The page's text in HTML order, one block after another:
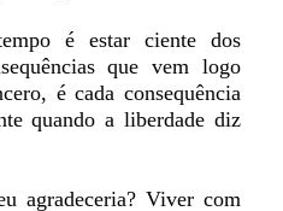
é estar ciente dos
que vem logo
é cada consequência
quando a liberdade diz
agradeceria? Viver com